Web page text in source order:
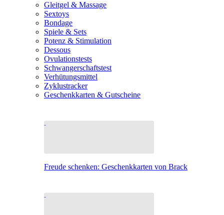
Gleitgel & Massage
Sextoys
Bondage
Spiele & Sets
Potenz & Stimulation
Dessous
Ovulationstests
Schwangerschaftstest
Verhütungsmittel
Zyklustracker
Geschenkkarten & Gutscheine
Freude schenken: Geschenkkarten von Brack